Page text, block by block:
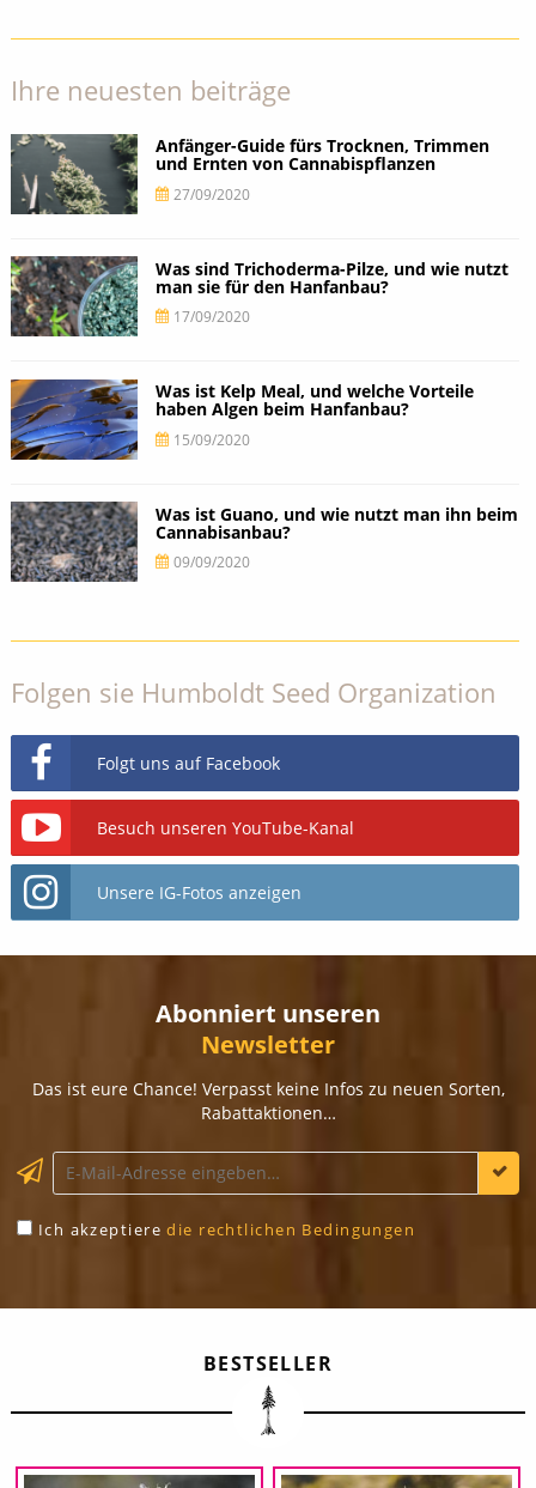
Ihre neuesten beiträge
Anfänger-Guide fürs Trocknen, Trimmen
und Ernten von Cannabispflanzen
27/09/2020
Was sind Trichoderma-Pilze, und wie nutzt
man sie für den Hanfanbau?
17/09/2020
Was ist Kelp Meal, und welche Vorteile
haben Algen beim Hanfanbau?
15/09/2020
Was ist Guano, und wie nutzt man ihn beim
Cannabisanbau?
09/09/2020
Folgen sie Humboldt Seed Organization
Folgt uns auf Facebook
Besuch unseren YouTube-Kanal
Unsere IG-Fotos anzeigen
Abonniert unseren
Newsletter
Das ist eure Chance! Verpasst keine Infos zu neuen Sorten,
Rabattaktionen…
Ich akzeptieredie rechtlichen Bedingungen
BESTSELLER